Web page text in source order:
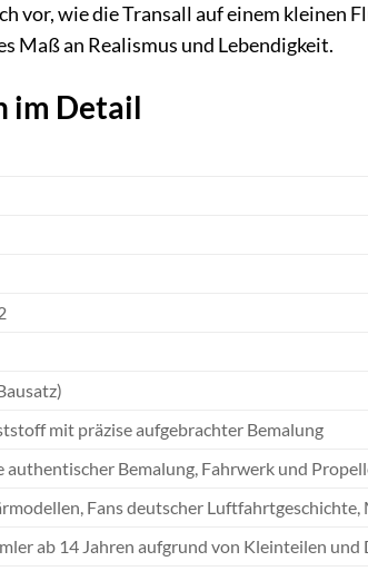
vor, wie die Transall auf einem
Maß an Realismus und Lebendigkeit.
im Detail
mit präzise aufgebrachter Bemalung
authentischer Bemalung, Fahrwerk und
Fans deutscher
ab 14 Jahren aufgrund von Kleinteilen